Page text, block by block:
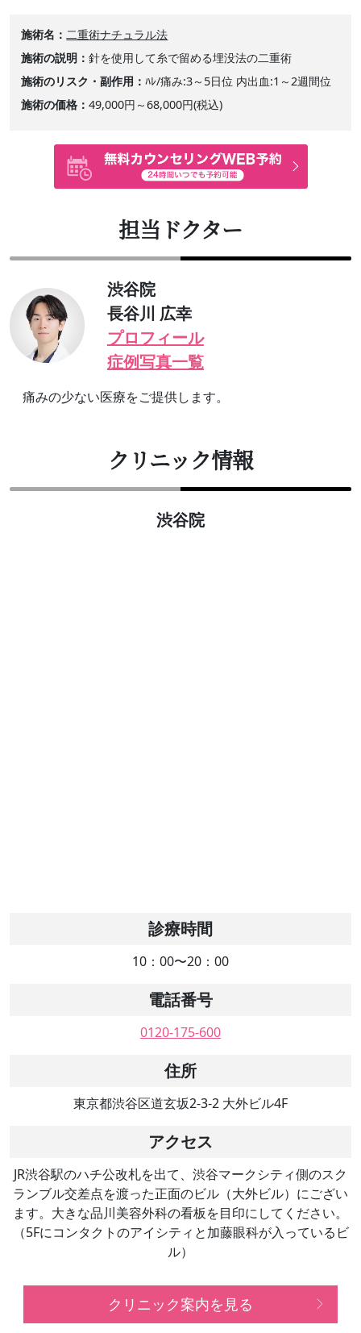
施術名
二重術ナチュラル法
施術の説明
針を使用して糸で留める埋没法の二重術
施術のリスク・副作用
ﾊﾚ/痛み:3～5日位 内出血:1～2週間位
施術の価格
49,000円～68,000円(税込)
担当ドクター
渋谷院
長谷川 広幸
プロフィール
症例写真一覧
痛みの少ない医療をご提供します。
クリニック情報
渋谷院
診療時間
10：00〜20：00
電話番号
0120-175-600
住所
東京都渋谷区道玄坂2-3-2 大外ビル4F
アクセス
JR渋谷駅のハチ公改札を出て、渋谷マークシティ側のスク
ランブル交差点を渡った正面のビル（大外ビル）にござい
ます。大きな品川美容外科の看板を目印にしてください。
（5Fにコンタクトのアイシティと加藤眼科が入っているビ
ル）
クリニック案内を見る